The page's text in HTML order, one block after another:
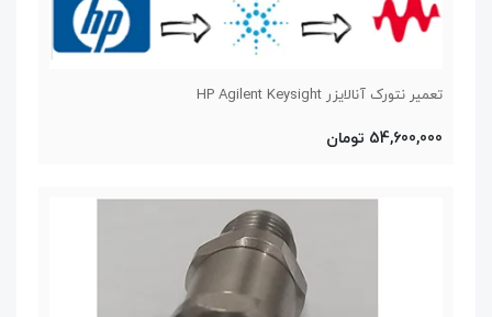
تعمیر نتورک آنالایزر HP Agilent Keysight
54,600,000 تومان